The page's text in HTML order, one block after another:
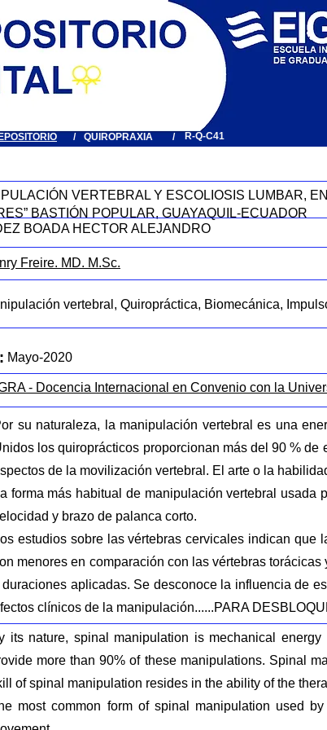
QUIROPRAXIA R-Q-C41
/ /
VERTEBRAL Y ESCOLIOSIS LUMBAR,
BASTIÓN POPULAR, GUAYAQUIL-ECUADOR
BOADA HECTOR ALEJANDRO
Freire. MD. M.Sc.
vertebral, Quiropráctica, Biomecánica,
Mayo-2020
- Docencia Internacional en Convenio con la
su naturaleza, la manipulación vertebral es una
los quiroprácticos proporcionan más del 90 %
de la movilización vertebral. El arte o la
forma más habitual de manipulación vertebral
y brazo de palanca corto.
estudios sobre las vértebras cervicales indican
menores en comparación con las vértebras
duraciones aplicadas. Se desconoce la influencia de
clínicos de la manipulación......PARA
its nature, spinal manipulation is mechanical
more than 90% of these manipulations. Spinal
of spinal manipulation resides in the ability of the
most common form of spinal manipulation used